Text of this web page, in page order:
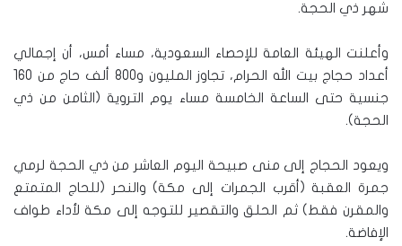
شهر ذي الحجة.
وأعلنت الهيئة العامة للإحصاء السعودية، مساء أمس، أن إجمالي
أعداد حجاج بيت الله الحرام، تجاوز المليون و800 ألف حاج من 160
جنسية حتى الساعة الخامسة مساء يوم التروية (الثامن من ذي
الحجة).
ويعود الحجاج إلى منى صبيحة اليوم العاشر من ذي الحجة لرمي
جمرة العقبة (أقرب الجمرات إلى مكة) والنحر (للحاج المتمتع
والمقرن فقط) ثم الحلق والتقصير للتوجه إلى مكة لأداء طواف
الإفاضة.